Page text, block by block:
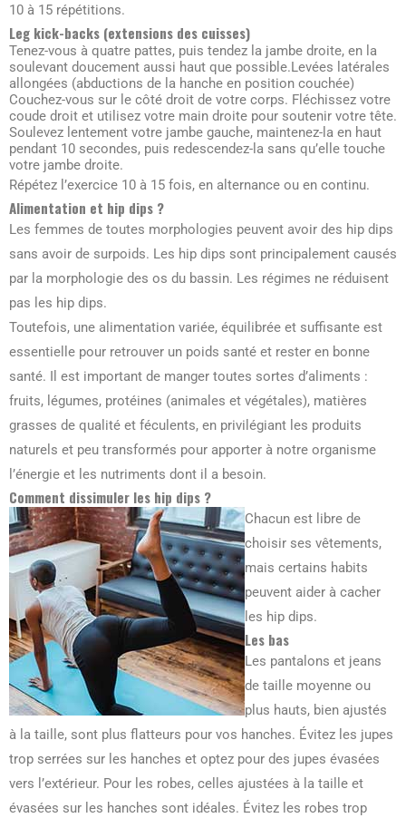
10 à 15 répétitions.
Leg kick-backs (extensions des cuisses)
Tenez-vous à quatre pattes, puis tendez la jambe droite, en la
soulevant doucement aussi haut que possible.Levées latérales
allongées (abductions de la hanche en position couchée)
Couchez-vous sur le côté droit de votre corps. Fléchissez votre
coude droit et utilisez votre main droite pour soutenir votre tête.
Soulevez lentement votre jambe gauche, maintenez-la en haut
pendant 10 secondes, puis redescendez-la sans qu’elle touche
votre jambe droite.
Répétez l’exercice 10 à 15 fois, en alternance ou en continu.
Alimentation et hip dips ?
Les femmes de toutes morphologies peuvent avoir des hip dips
sans avoir de surpoids. Les hip dips sont principalement causés
par la morphologie des os du bassin. Les régimes ne réduisent
pas les hip dips.
Toutefois, une alimentation variée, équilibrée et suffisante est
essentielle pour retrouver un poids santé et rester en bonne
santé. Il est important de manger toutes sortes d’aliments :
fruits, légumes, protéines (animales et végétales), matières
grasses de qualité et féculents, en privilégiant les produits
naturels et peu transformés pour apporter à notre organisme
l’énergie et les nutriments dont il a besoin.
Comment dissimuler les hip dips ?
Chacun est libre de
choisir ses vêtements,
mais certains habits
peuvent aider à cacher
les hip dips.
Les bas
Les pantalons et jeans
de taille moyenne ou
plus hauts, bien ajustés
à la taille, sont plus flatteurs pour vos hanches. Évitez les jupes
trop serrées sur les hanches et optez pour des jupes évasées
vers l’extérieur. Pour les robes, celles ajustées à la taille et
évasées sur les hanches sont idéales. Évitez les robes trop